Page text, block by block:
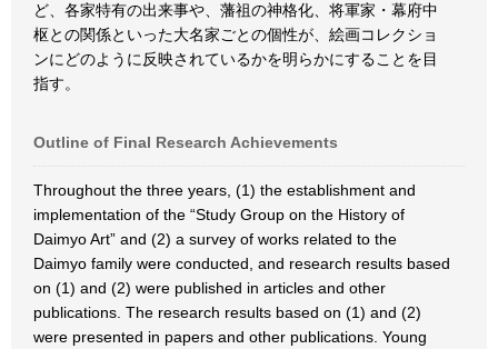
ど、各家特有の出来事や、藩祖の神格化、将軍家・幕府中
枢との関係といった大名家ごとの個性が、絵画コレクショ
ンにどのように反映されているかを明らかにすることを目
指す。
Outline of Final Research Achievements
Throughout the three years, (1) the establishment and
implementation of the “Study Group on the History of
Daimyo Art” and (2) a survey of works related to the
Daimyo family were conducted, and research results based
on (1) and (2) were published in articles and other
publications. The research results based on (1) and (2)
were presented in papers and other publications. Young